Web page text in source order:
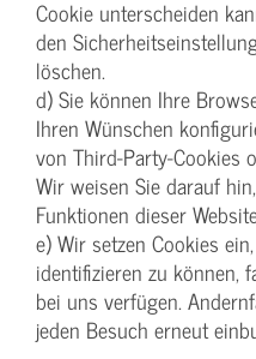
Cookie unterscheiden
den
löschen.
d) Sie können Ihre
Ihren Wünschen
von Third-Party-Cookies
Wir weisen Sie darauf
Funktionen dieser
e) Wir setzen Cookies
identifizieren zu können,
bei uns verfügen.
jeden Besuch erneut